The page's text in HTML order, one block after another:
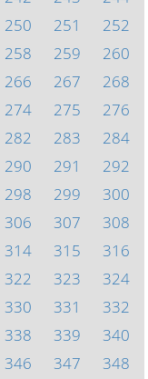
250 251
252
258 259
260
266 267
268
274 275
276
282 283
284
290 291
292
298 299
300
306 307
308
314 315
316
322 323
324
330 331
332
338 339
340
346 347 348